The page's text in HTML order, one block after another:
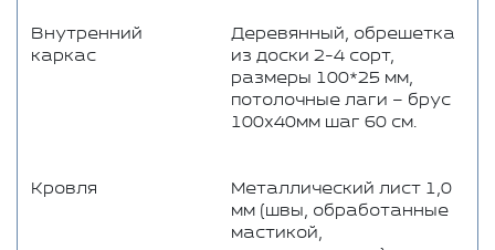
Внутренний
каркас
Деревянный, обрешетка
из доски 2-4 сорт,
размеры 100*25 мм,
потолочные лаги – брус
100х40мм шаг 60 см.
Кровля
Металлический лист 1,0
мм (швы, обработанные
мастикой,